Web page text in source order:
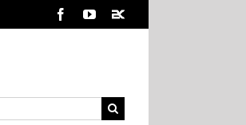
FacebookYouTube
2kDart